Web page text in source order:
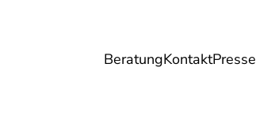
BeratungKontaktPresse
Energie Reise